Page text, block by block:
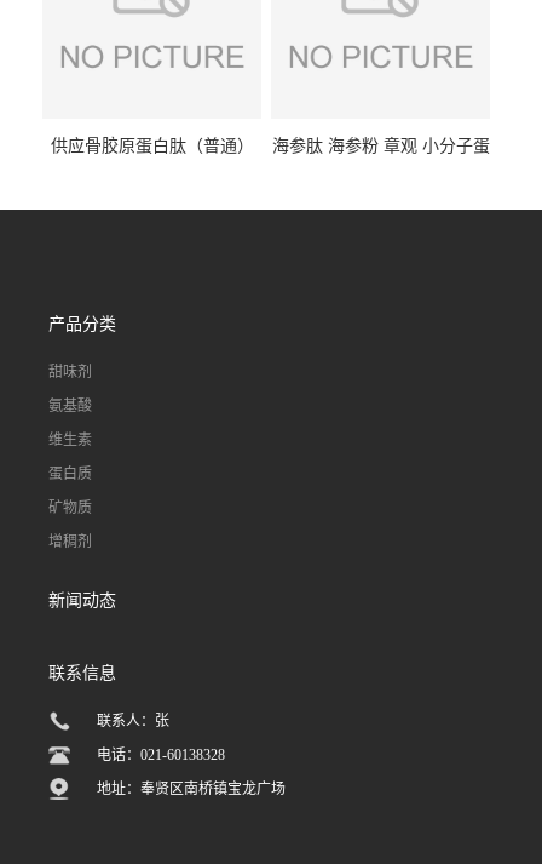
供应骨胶原蛋白肽（普通）
海参肽 海参粉 章观 小分子蛋
产品分类
甜味剂
氨基酸
维生素
蛋白质
矿物质
增稠剂
新闻动态
联系信息
联系人：张
电话：021-60138328
地址：奉贤区南桥镇宝龙广场